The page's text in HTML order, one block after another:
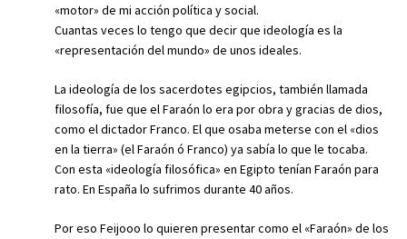
«motor» de mi acción política y social.
Cuantas veces lo tengo que decir que ideología es la
«representación del mundo» de unos ideales.
La ideología de los sacerdotes egipcios, también llamada
filosofía, fue que el Faraón lo era por obra y gracias de dios,
como el dictador Franco. El que osaba meterse con el «dios
en la tierra» (el Faraón ó Franco) ya sabía lo que le tocaba.
Con esta «ideología filosófica» en Egipto tenían Faraón para
rato. En España lo sufrimos durante 40 años.
Por eso Feijooo lo quieren presentar como el «Faraón» de los